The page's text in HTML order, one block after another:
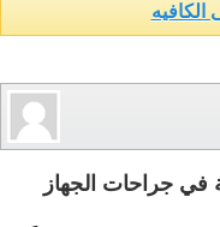
في جراحات الجهاز